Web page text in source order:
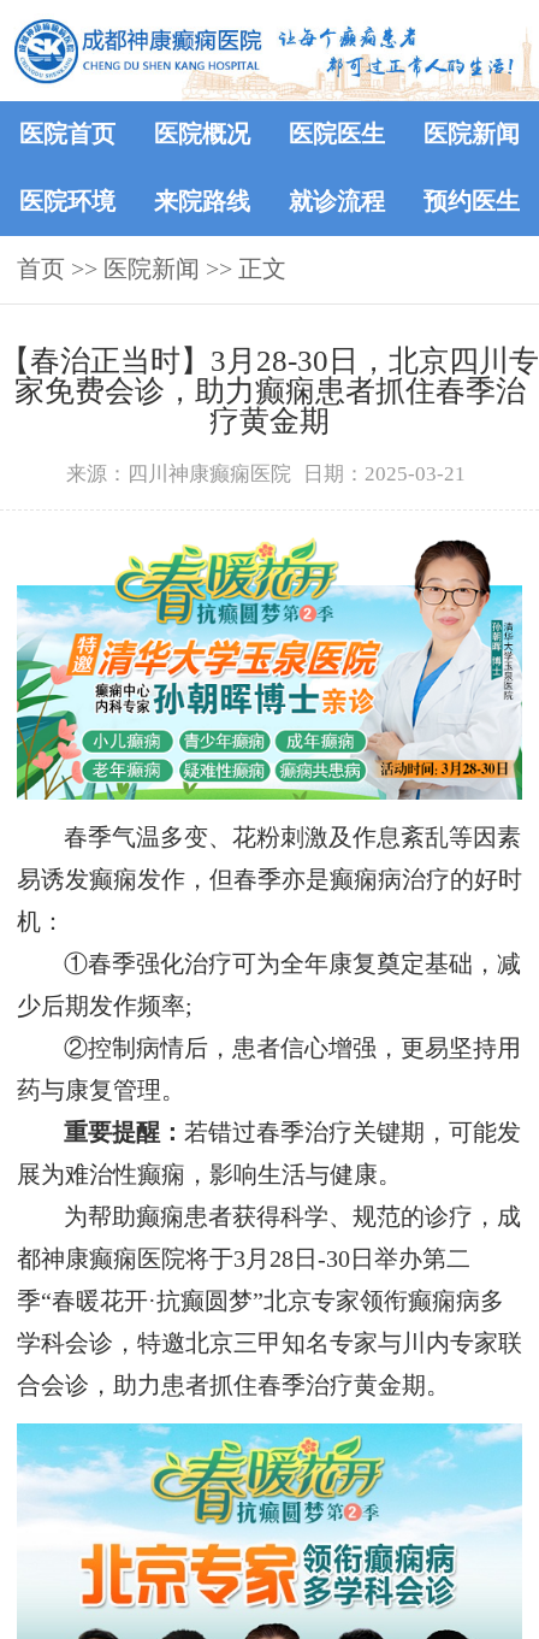
医院首页 医院概况 医院医生 医院新闻
医院环境 来院路线 就诊流程 预约医生
首页 >> 医院新闻 >> 正文
【春治正当时】‌3月28-30日，北京四川专
家免费会诊，助力癫痫患者抓住春季治
疗黄金期
来源：四川神康癫痫医院 日期：2025-03-21
春季气温多变、花粉刺激及作息紊乱等因素
易诱发癫痫发作，但春季亦是癫痫病治疗的好时
机：
①春季强化治疗可为全年康复奠定基础，减
少后期发作频率;
②控制病情后，患者信心增强，更易坚持用
药与康复管理。
重要提醒‌：若错过春季治疗关键期，可能发
展为难治性癫痫，影响生活与健康。
为帮助癫痫患者获得科学、规范的诊疗，成
都神康癫痫医院将于‌3月28日-30日‌举办第二
季“春暖花开·抗癫圆梦”北京专家领衔癫痫病多
学科会诊，特邀北京三甲知名专家与川内专家联
合会诊，助力患者抓住春季治疗黄金期。